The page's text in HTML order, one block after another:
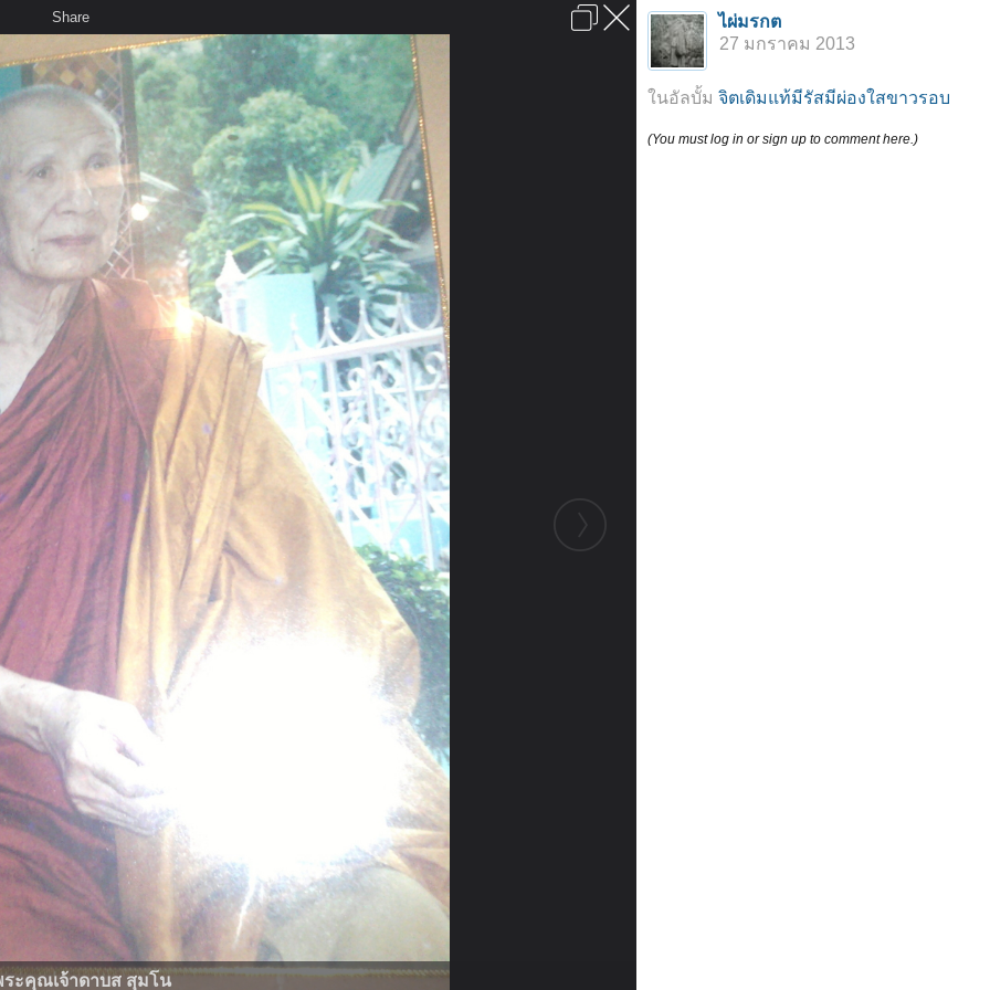
เสียงธรรม สมาชิก ห้องสนทนา
ลงโฆษณา ติดต่อเรา ช่วยเหลือ
Share
ะคุณเจ้าดาบส สุมโน
ไผ่มรกต
27 มกราคม 2013
ในอัลบั้ม จิตเดิมแท้มีรัสมีผ่องใสขาวรอบ
(You must log in or sign up to comment here.)